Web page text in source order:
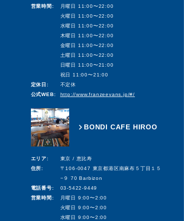
営業時間:
月曜日 11:00〜22:00
火曜日 11:00〜22:00
水曜日 11:00〜22:00
木曜日 11:00〜22:00
金曜日 11:00〜22:00
土曜日 11:00〜22:00
日曜日 11:00〜21:00
祝日 11:00〜21:00
定休日:
不定休
公式WEB:
http://www.franzeevans.jp/#/
BONDI CAFE HIROO
エリア:
東京 / 恵比寿
住所:
〒106-0047 東京都港区南麻布５丁目１５
−９ 70 Barbizon
電話番号:
03-5422-9449
営業時間:
月曜日 9:00〜2:00
火曜日 9:00〜2:00
水曜日 9:00〜2:00